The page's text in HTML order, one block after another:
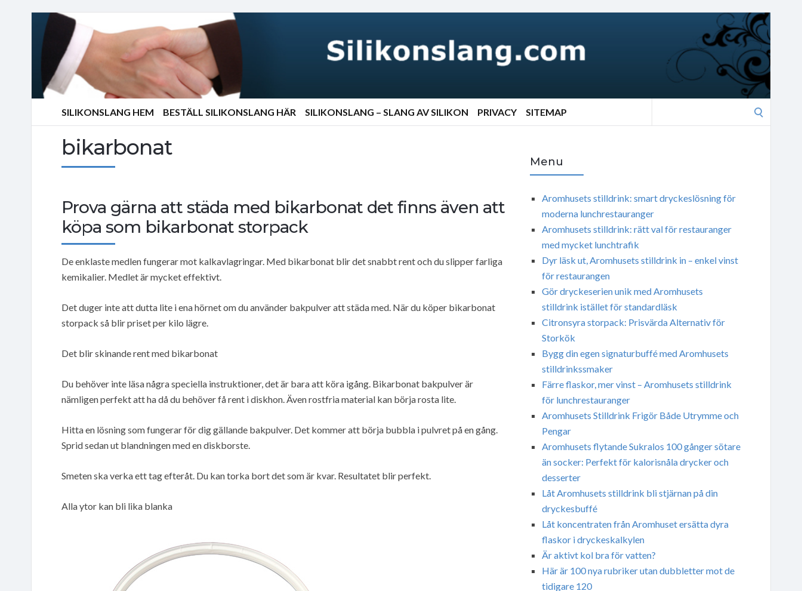
SILIKONSLANG HEM BESTÄLL SILIKONSLANG HÄR SILIKONSLANG – SLANG AV SILIKON PRIVACY SITEMAP
bikarbonat
Prova gärna att städa med bikarbonat det finns även att
köpa som bikarbonat storpack
De enklaste medlen fungerar mot kalkavlagringar. Med bikarbonat blir det snabbt rent och du slipper farliga
kemikalier. Medlet är mycket effektivt.
Det duger inte att dutta lite i ena hörnet om du använder bakpulver att städa med. När du köper bikarbonat
storpack så blir priset per kilo lägre.
Det blir skinande rent med bikarbonat
Du behöver inte läsa några speciella instruktioner, det är bara att köra igång. Bikarbonat bakpulver är
nämligen perfekt att ha då du behöver få rent i diskhon. Även rostfria material kan börja rosta lite.
Hitta en lösning som fungerar för dig gällande bakpulver. Det kommer att börja bubbla i pulvret på en gång.
Sprid sedan ut blandningen med en diskborste.
Smeten ska verka ett tag efteråt. Du kan torka bort det som är kvar. Resultatet blir perfekt.
Alla ytor kan bli lika blanka
Menu
Aromhusets stilldrink: smart dryckeslösning för
moderna lunchrestauranger
Aromhusets stilldrink: rätt val för restauranger
med mycket lunchtrafik
Dyr läsk ut, Aromhusets stilldrink in – enkel vinst
för restaurangen
Gör dryckeserien unik med Aromhusets
stilldrink istället för standardläsk
Citronsyra storpack: Prisvärda Alternativ för
Storkök
Bygg din egen signaturbuffé med Aromhusets
stilldrinkssmaker
Färre flaskor, mer vinst – Aromhusets stilldrink
för lunchrestauranger
Aromhusets Stilldrink Frigör Både Utrymme och
Pengar
Aromhusets flytande Sukralos 100 gånger sötare
än socker: Perfekt för kalorisnåla drycker och
desserter
Låt Aromhusets stilldrink bli stjärnan på din
dryckesbuffé
Låt koncentraten från Aromhuset ersätta dyra
flaskor i dryckeskalkylen
Är aktivt kol bra för vatten?
Här är 100 nya rubriker utan dubbletter mot de
tidigare 120